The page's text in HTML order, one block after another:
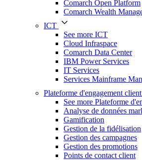
Comarch Open Platform
Comarch Wealth
ICT
See more ICT
Cloud Infraspace
Comarch Data Center
IBM Power Services
IT Services
Services Mainframe
Plateforme d'engagement client
See more Plateforme
Analyse de données
Gamification
Gestion de la fidélisation
Gestion des campagnes
Gestion des promotions
Points de contact client